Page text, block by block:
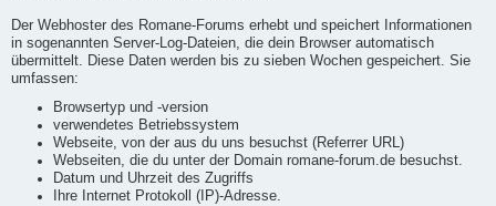
Der Webhoster des Romane-Forums erhebt und speichert Informationen
in sogenannten Server-Log-Dateien, die dein Browser automatisch
übermittelt. Diese Daten werden bis zu sieben Wochen gespeichert. Sie
umfassen:
Browsertyp und -version
verwendetes Betriebssystem
Webseite, von der aus du uns besuchst (Referrer URL)
Webseiten, die du unter der Domain romane-forum.de besuchst.
Datum und Uhrzeit des Zugriffs
Ihre Internet Protokoll (IP)-Adresse.